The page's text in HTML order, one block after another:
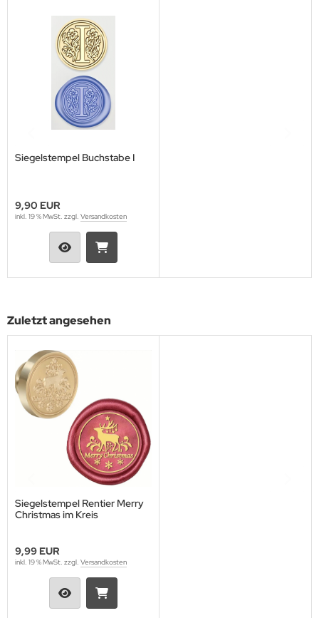
Siegelstempel Buchstabe I
9,90 EUR
inkl. 19 % MwSt. zzgl. Versandkosten
Zuletzt angesehen
Siegelstempel Rentier Merry
Christmas im Kreis
9,99 EUR
inkl. 19 % MwSt. zzgl. Versandkosten